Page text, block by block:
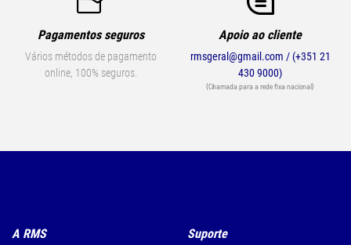
Pagamentos seguros
Vários métodos de pagamento
online, 100% seguros.
Apoio ao cliente
rmsgeral@gmail.com / (+351 21
430 9000)
(Chamada para a rede fixa nacional)
A RMS
Suporte